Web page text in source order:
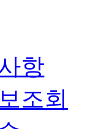
항
조회